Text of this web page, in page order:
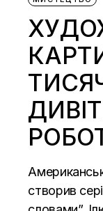
створив